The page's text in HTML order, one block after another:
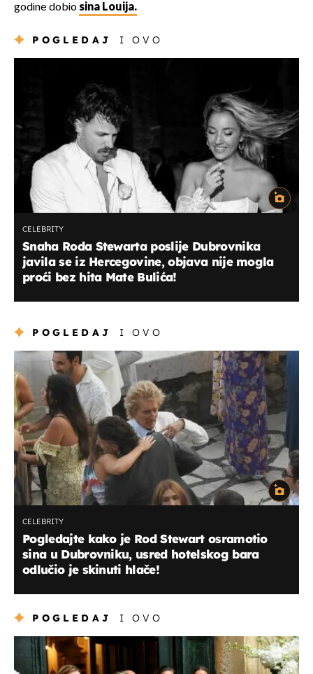
godine dobiosina Louija.
POGLEDAJ I OVO
CELEBRITY
Snaha Roda Stewarta poslije Dubrovnika
javila se iz Hercegovine, objava nije mogla
proći bez hita Mate Bulića!
POGLEDAJ I OVO
CELEBRITY
Pogledajte kako je Rod Stewart osramotio
sina u Dubrovniku, usred hotelskog bara
odlučio je skinuti hlače!
POGLEDAJ I OVO